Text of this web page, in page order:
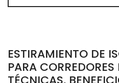
ESTIRAMIENTO DE
PARA